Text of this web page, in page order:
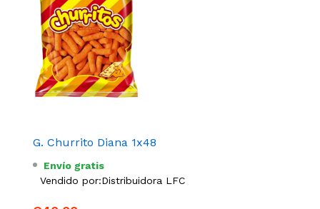
G. Churrito Diana 1x48
Envío gratis
Vendido por:Distribuidora LFC